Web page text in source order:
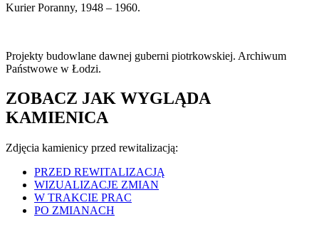
Kurier Poranny, 1948 – 1960.
Projekty budowlane dawnej guberni piotrkowskiej. Archiwum
Państwowe w Łodzi.
ZOBACZ JAK WYGLĄDA
KAMIENICA
Zdjęcia kamienicy przed rewitalizacją:
PRZED REWITALIZACJĄ
WIZUALIZACJE ZMIAN
W TRAKCIE PRAC
PO ZMIANACH